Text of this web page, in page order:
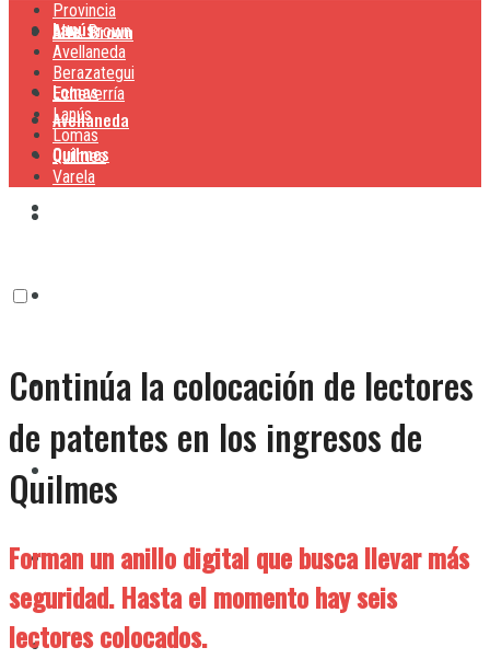
Lanús
Lomas
Quilmes
Alte. Brown
Avellaneda
Lanús
Lomas
Quilmes
Varela
Provincia
Alte. Brown
Avellaneda
Berazategui
Echeverría
Lanús
Lomas
Quilmes
Varela
Continúa la colocación de lectores
de patentes en los ingresos de
Quilmes
Forman un anillo digital que busca llevar más
seguridad. Hasta el momento hay seis
lectores colocados.